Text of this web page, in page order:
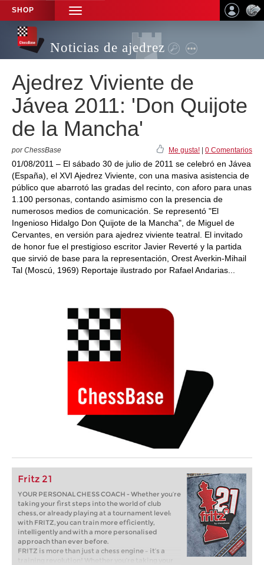
SHOP
TOGGLE
NAVIGATION
Noticias de ajedrez
Ajedrez Viviente de
Jávea 2011: 'Don Quijote
de la Mancha'
por ChessBase Me gusta! 0 Comentarios
01/08/2011 – El sábado 30 de julio de 2011 se celebró en Jávea
(España), el XVI Ajedrez Viviente, con una masiva asistencia de
público que abarrotó las gradas del recinto, con aforo para unas
1.100 personas, contando asimismo con la presencia de
numerosos medios de comunicación. Se representó "El
Ingenioso Hidalgo Don Quijote de la Mancha", de Miguel de
Cervantes, en versión para ajedrez viviente teatral. El invitado
de honor fue el prestigioso escritor Javier Reverté y la partida
que sirvió de base para la representación, Orest Averkin-Mihail
Tal (Moscú, 1969) Reportaje ilustrado por Rafael Andarias...
Fritz 21
YOUR PERSONAL CHESS COACH - Whether you’re
taking your first steps into the world of club
chess, or already playing at a tournament level:
with FRITZ, you can train more efficiently,
intelligently and with a more personalised
approach than ever before.
FRITZ is more than just a chess engine – it’s a
training revolution! Whether you’re taking your